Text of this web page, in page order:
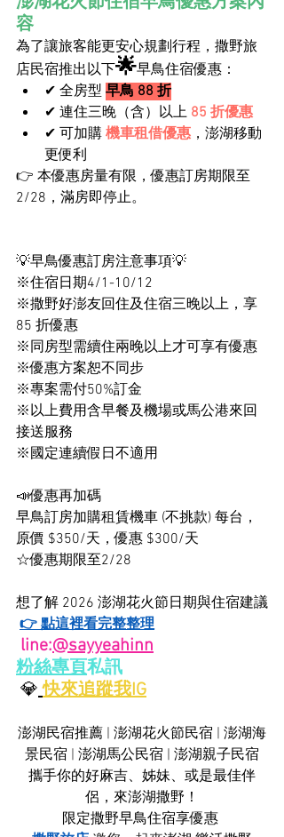
容
為了讓旅客能更安心規劃行程，撒野旅
店民宿推出以下🌟早鳥住宿優惠：
✔ 全房型 早鳥 88 折
✔ 連住三晚（含）以上 85 折優惠
✔ 可加購 機車租借優惠 ，澎湖移動
更便利
👉 本優惠房量有限，優惠訂房期限至
2/28，滿房即停止。
💡早鳥優惠訂房注意事項💡
※住宿日期4/1-10/12
※撒野好澎友回住及住宿三晚以上，享
85 折優惠
※同房型需續住兩晚以上才可享有優惠
※優惠方案恕不同步
※專案需付50%訂金
※以上費用含早餐及機場或馬公港來回
接送服務
※國定連續假日不適用
📣優惠再加碼
早鳥訂房加購租賃機車 (不挑款) 每台，
原價 $350/天，優惠 $300/天
☆優惠期限至2/28
想了解 2026 澎湖花火節日期與住宿建議
👉 點這裡看完整整理
line:@sayyeahinn
粉絲專頁私訊
💎 快來追蹤我IG
澎湖民宿推薦 | 澎湖花火節民宿 | 澎湖海
景民宿 | 澎湖馬公民宿 | 澎湖親子民宿
攜手你的好麻吉、姊妹、或是最佳伴
侶，來澎湖撒野！
限定撒野早鳥住宿享優惠